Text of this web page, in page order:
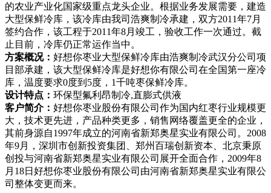
的农业产业化国家级重点龙头企业。根据业务发展需要，建造
大型保鲜冷库，该冷库由我司浩爽制冷承建，双方2011年7月
签约合作，该工程于2011年8月竣工，验收工作一次通过。截
止目前，冷库仍正常运作当中。
方案概况： 好想你枣业大型保鲜冷库由浩爽制冷武汉分公司项
目部承建，该大型保鲜冷库是好想你有限公司在全国第一座冷
库，温度要求0度到5度，1千吨枣保鲜冷库。
设计特点： 环保型氟利昂制冷,直膨式供液
客户简介： 好想你枣业股份有限公司作为国内红枣行业规模更
大，技术更先进，产品种类更多，销售网络覆盖更全的企业，
其前身源自1997年成立的河南省新郑奥星实业有限公司。2008
年9月，深圳市创新投资集团、郑州百瑞创新资本、北京秉原
创投与河南省新郑奥星实业有限公司展开全面合作，2009年8
月18日好想你枣业股份有限公司由河南省新郑奥星实业有限公
司整体变更而来。